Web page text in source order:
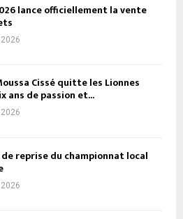
lance officiellement la vente
Cissé quitte les Lionnes
ans de passion et...
reprise du championnat local